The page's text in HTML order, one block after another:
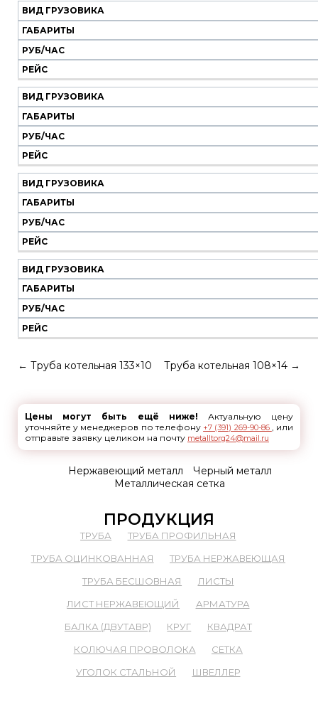
ВИД ГРУЗОВИКА
ГАБАРИТЫ
РУБ/ЧАС
РЕЙС
ВИД ГРУЗОВИКА
ГАБАРИТЫ
РУБ/ЧАС
РЕЙС
ВИД ГРУЗОВИКА
ГАБАРИТЫ
РУБ/ЧАС
РЕЙС
ВИД ГРУЗОВИКА
ГАБАРИТЫ
РУБ/ЧАС
РЕЙС
← Труба котельная 133×10 Труба котельная 108×14 →
Цены могут быть ещё ниже! Актуальную цену
уточняйте у менеджеров по телефону +7 (391) 269-90-86 , или
отправьте заявку целиком на почту metalltorg24@mail.ru
Нержавеющий металл
Черный металл
Металлическая сетка
ПРОДУКЦИЯ
ТРУБА
ТРУБА ПРОФИЛЬНАЯ
ТРУБА ОЦИНКОВАННАЯ
ТРУБА НЕРЖАВЕЮЩАЯ
ТРУБА БЕСШОВНАЯ
ЛИСТЫ
ЛИСТ НЕРЖАВЕЮЩИЙ
АРМАТУРА
БАЛКА (ДВУТАВР)
КРУГ
КВАДРАТ
КОЛЮЧАЯ ПРОВОЛОКА
СЕТКА
УГОЛОК СТАЛЬНОЙ
ШВЕЛЛЕР